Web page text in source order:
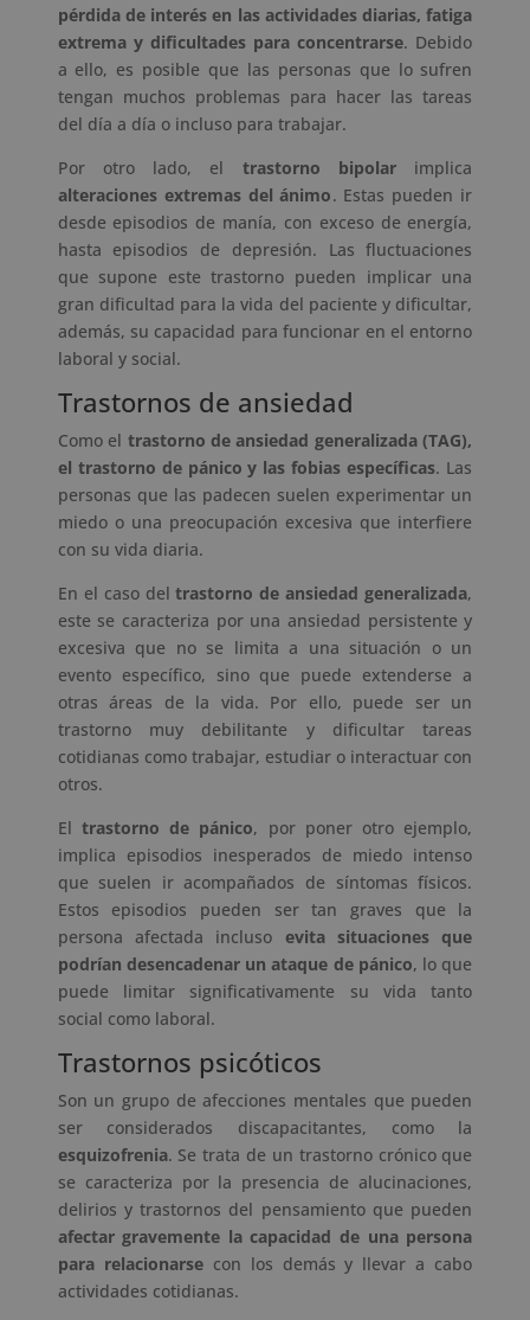
pérdida de interés en las actividades diarias, fatiga
extrema y dificultades para concentrarse. Debido
a ello, es posible que las personas que lo sufren
tengan muchos problemas para hacer las tareas
del día a día o incluso para trabajar.
Por otro lado, el trastorno bipolar implica
alteraciones extremas del ánimo. Estas pueden ir
desde episodios de manía, con exceso de energía,
hasta episodios de depresión. Las fluctuaciones
que supone este trastorno pueden implicar una
gran dificultad para la vida del paciente y dificultar,
además, su capacidad para funcionar en el entorno
laboral y social.
Trastornos de ansiedad
Como el trastorno de ansiedad generalizada (TAG),
el trastorno de pánico y las fobias específicas. Las
personas que las padecen suelen experimentar un
miedo o una preocupación excesiva que interfiere
con su vida diaria.
En el caso deltrastorno de ansiedad generalizada,
este se caracteriza por una ansiedad persistente y
excesiva que no se limita a una situación o un
evento específico, sino que puede extenderse a
otras áreas de la vida. Por ello, puede ser un
trastorno muy debilitante y dificultar tareas
cotidianas como trabajar, estudiar o interactuar con
otros.
El trastorno de pánico, por poner otro ejemplo,
implica episodios inesperados de miedo intenso
que suelen ir acompañados de síntomas físicos.
Estos episodios pueden ser tan graves que la
persona afectada incluso evita situaciones que
podrían desencadenar un ataque de pánico, lo que
puede limitar significativamente su vida tanto
social como laboral.
Trastornos psicóticos
Son un grupo de afecciones mentales que pueden
ser considerados discapacitantes, como la
esquizofrenia. Se trata de un trastorno crónico que
se caracteriza por la presencia de alucinaciones,
delirios y trastornos del pensamiento que pueden
afectar gravemente la capacidad de una persona
para relacionarsecon los demás y llevar a cabo
actividades cotidianas.